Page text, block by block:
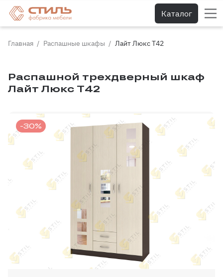
Каталог
Главная Распашные шкафы Лайт Люкс Т42
-30%
Распашной трехдверный шкаф
Лайт Люкс Т42